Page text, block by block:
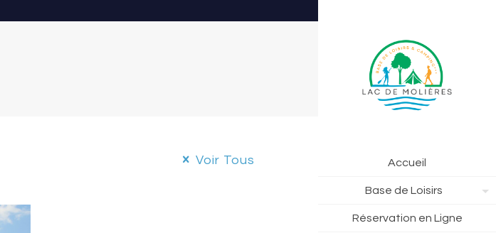
Accueil
Base de Loisirs
Réservation en Ligne
Voir Tous